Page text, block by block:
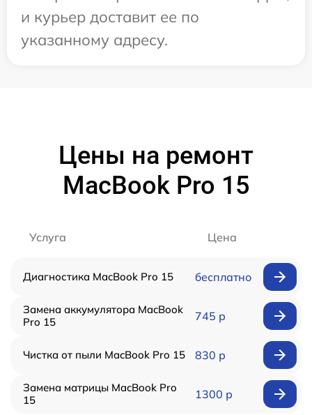
и курьер доставит ее по
указанному адресу.
Цены на ремонт
MacBook Pro 15
Услуга Цена
Диагностика MacBook Pro 15 бесплатно
Замена аккумулятора MacBook
Pro 15
745 р
Чистка от пыли MacBook Pro 15 830 р
Замена матрицы MacBook Pro
15
1300 р